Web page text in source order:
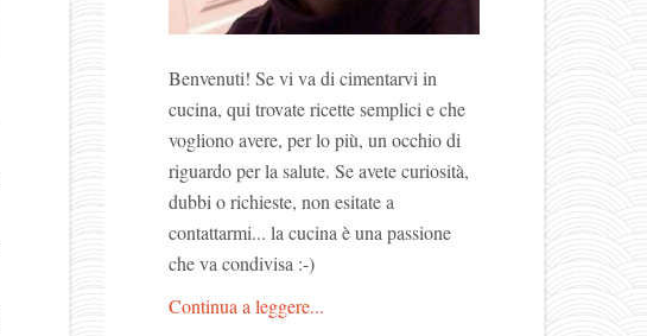
Benvenuti! Se vi va di cimentarvi in
cucina, qui trovate ricette semplici e che
vogliono avere, per lo più, un occhio di
riguardo per la salute. Se avete curiosità,
dubbi o richieste, non esitate a
contattarmi... la cucina è una passione
che va condivisa :-)
Continua a leggere...